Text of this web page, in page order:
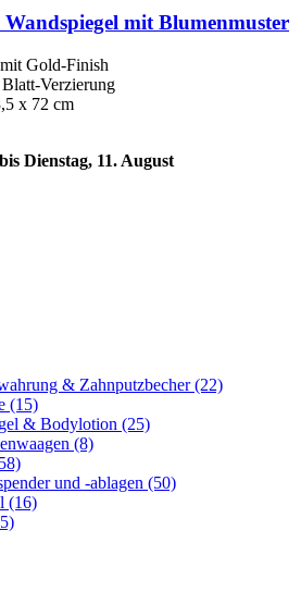
Wandspiegel mit Blumenmuster
Gold-Finish
Verzierung
x 72 cm
Dienstag, 11. August
& Zahnputzbecher (22)
(15)
& Bodylotion (25)
(8)
und -ablagen (50)
(16)